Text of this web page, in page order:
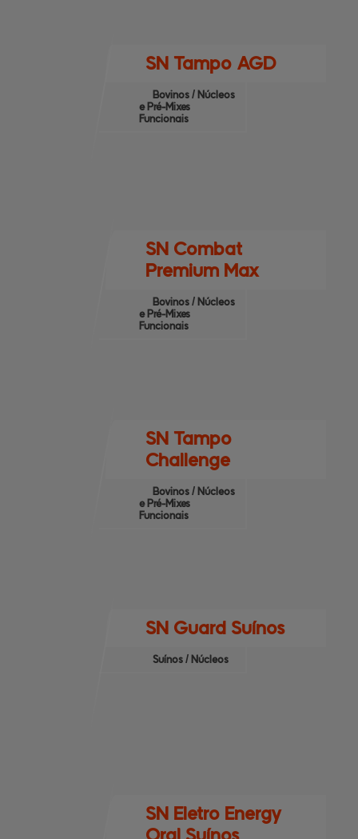
SN Tampo AGD
Bovinos / Núcleos
e Pré-Mixes
Funcionais
SN Combat
Premium Max
Bovinos / Núcleos
e Pré-Mixes
Funcionais
SN Tampo
Challenge
Bovinos / Núcleos
e Pré-Mixes
Funcionais
SN Guard Suínos
Suínos / Núcleos
SN Eletro Energy